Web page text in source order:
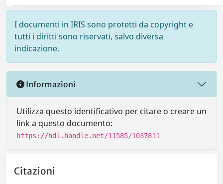
I documenti in IRIS sono protetti da copyright e
tutti i diritti sono riservati, salvo diversa
indicazione.
Informazioni
Utilizza questo identificativo per citare o creare un
link a questo documento:
https://hdl.handle.net/11585/1037811
Citazioni